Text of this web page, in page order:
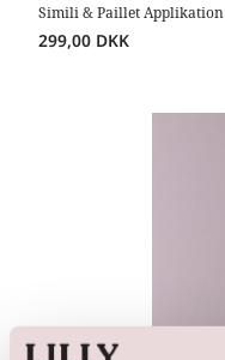
Simili & Paillet Applikation
299,00 DKK